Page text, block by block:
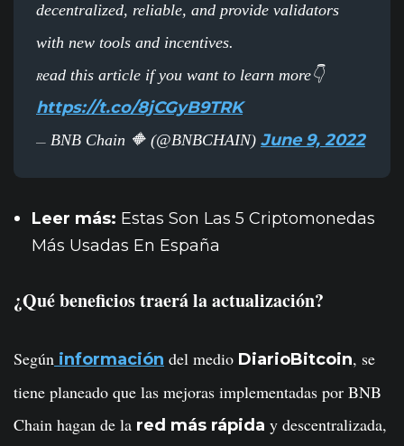
decentralized, reliable, and provide validators
with new tools and incentives.
Read this article if you want to learn more👇
https://t.co/8jCGyB9TRK
— BNB Chain 🔶 (@BNBCHAIN) June 9, 2022
Leer más: Estas Son Las 5 Criptomonedas
Más Usadas En España
¿Qué beneficios traerá la actualización?
Según información del medio DiarioBitcoin, se
tiene planeado que las mejoras implementadas por BNB
Chain hagan de la red más rápida y descentralizada,